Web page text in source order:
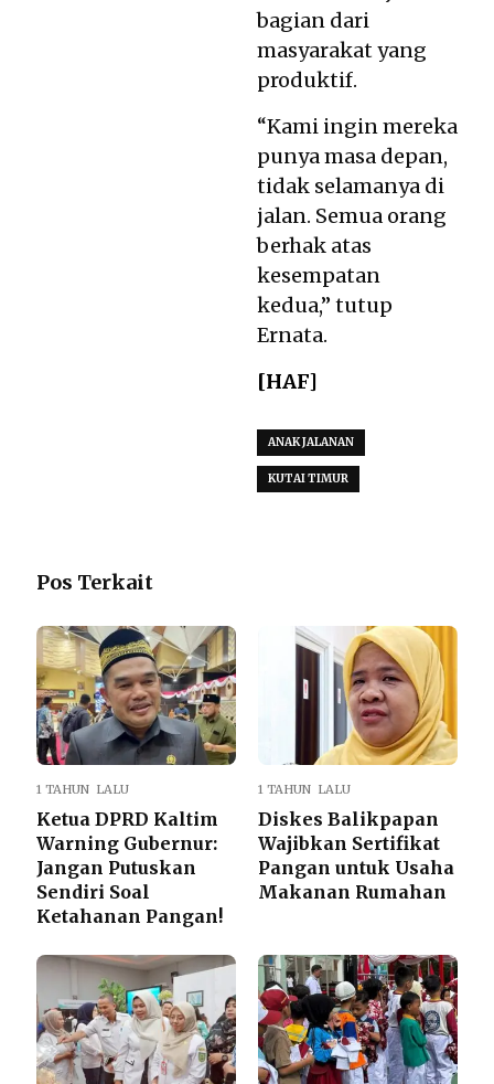
bagian dari
masyarakat yang
produktif.
“Kami ingin mereka
punya masa depan,
tidak selamanya di
jalan. Semua orang
berhak atas
kesempatan
kedua,” tutup
Ernata.
[HAF]
ANAK JALANAN
KUTAI TIMUR
Pos Terkait
1 TAHUN LALU
Ketua DPRD Kaltim
Warning Gubernur:
Jangan Putuskan
Sendiri Soal
Ketahanan Pangan!
1 TAHUN LALU
Diskes Balikpapan
Wajibkan Sertifikat
Pangan untuk Usaha
Makanan Rumahan